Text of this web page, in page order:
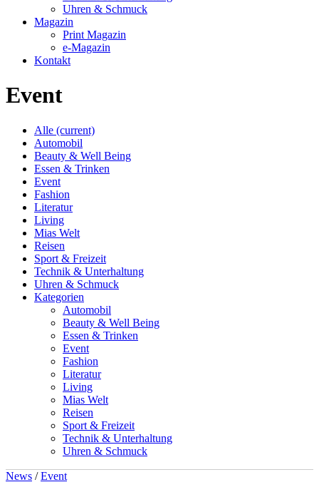
Uhren & Schmuck
Magazin
Print Magazin
e-Magazin
Kontakt
Event
Alle (current)
Automobil
Beauty & Well Being
Essen & Trinken
Event
Fashion
Literatur
Living
Mias Welt
Reisen
Sport & Freizeit
Technik & Unterhaltung
Uhren & Schmuck
Kategorien
Automobil
Beauty & Well Being
Essen & Trinken
Event
Fashion
Literatur
Living
Mias Welt
Reisen
Sport & Freizeit
Technik & Unterhaltung
Uhren & Schmuck
News /Event